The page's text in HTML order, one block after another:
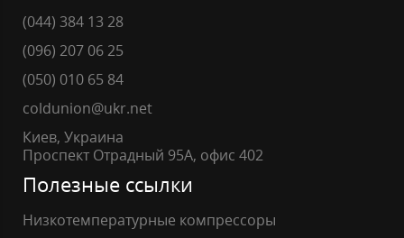
(044) 384 13 28
(096) 207 06 25
(050) 010 65 84
coldunion@ukr.net
Киев, Украина
Проспект Отрадный 95А, офис 402
Полезные ссылки
Низкотемпературные компрессоры